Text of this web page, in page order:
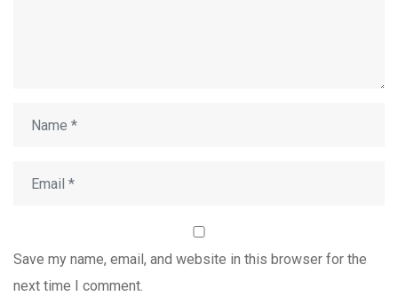
Save my name, email, and website in this browser for the
next time I comment.